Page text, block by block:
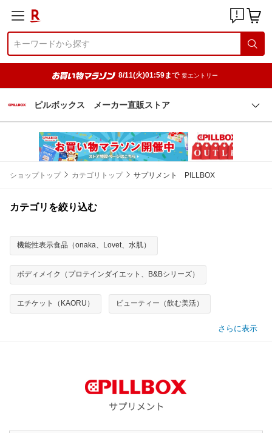
8/11(火)01:59まで 要エントリー
ピルボックス メーカー直販ストア
ショップトップ カテゴリトップ サプリメント PILLBOX
カテゴリを絞り込む
機能性表示食品（onaka、Lovet、水肌）
ボディメイク（プロテインダイエット、B&Bシリーズ）
エチケット（KAORU） ビューティー（飲む美活）
さらに表示